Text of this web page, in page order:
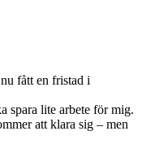
fått en fristad i
spara lite arbete för mig.
att klara sig – men